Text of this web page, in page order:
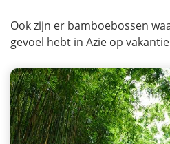
Ook zijn er bamboebossen
gevoel hebt in Azie op